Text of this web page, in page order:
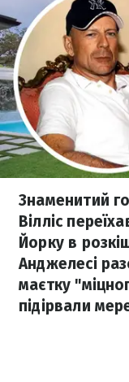
Знаменитий
Вілліс
Йорку в
Анджелесі
маєтку
підірвали